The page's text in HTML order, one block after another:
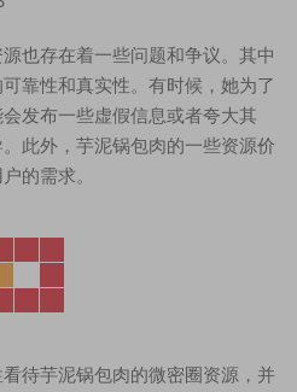
也存在着一些问题和争议。其中
靠性和真实性。有时候，她为了
发布一些虚假信息或者夸大其
此外，芋泥锅包肉的一些资源价
的需求。
待芋泥锅包肉的微密圈资源，并